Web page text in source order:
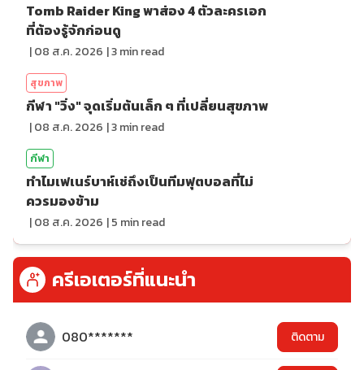
Tomb Raider King พาส่อง 4 ตัวละครเอก
ที่ต้องรู้จักก่อนดู
|08 ส.ค. 2026 |3min read
สุขภาพ
กีฬา "วิ่ง" จุดเริ่มต้นเล็ก ๆ ที่เปลี่ยนสุขภาพ
|08 ส.ค. 2026 |3min read
กีฬา
ทำไมเฟเนร์บาห์เช่ถึงเป็นทีมฟุตบอลที่ไม่
ควรมองข้าม
|08 ส.ค. 2026 |5 min read
ครีเอเตอร์ที่แนะนำ
080******* ติดตาม